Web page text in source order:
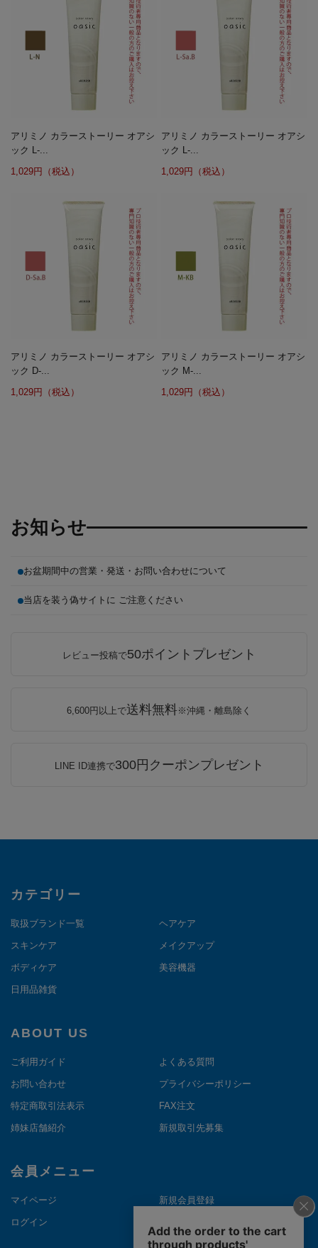
アリミノ カラーストーリー オアシ
ック L-...
1,029円（税込）
アリミノ カラーストーリー オアシ
ック L-...
1,029円（税込）
アリミノ カラーストーリー オアシ
ック D-...
1,029円（税込）
アリミノ カラーストーリー オアシ
ック M-...
1,029円（税込）
お知らせ
お盆期間中の営業・発送・お問い合わせについて
当店を装う偽サイトに ご注意ください
レビュー投稿で50ポイントプレゼント
6,600円以上で送料無料※沖縄・離島除く
LINE ID連携で300円クーポンプレゼント
カテゴリー
取扱ブランド一覧 ヘアケア
スキンケア メイクアップ
ボディケア 美容機器
日用品雑貨
ABOUT US
ご利用ガイド よくある質問
お問い合わせ プライバシーポリシー
特定商取引法表示 FAX注文
姉妹店舗紹介 新規取引先募集
会員メニュー
マイページ 新規会員登録
ログイン